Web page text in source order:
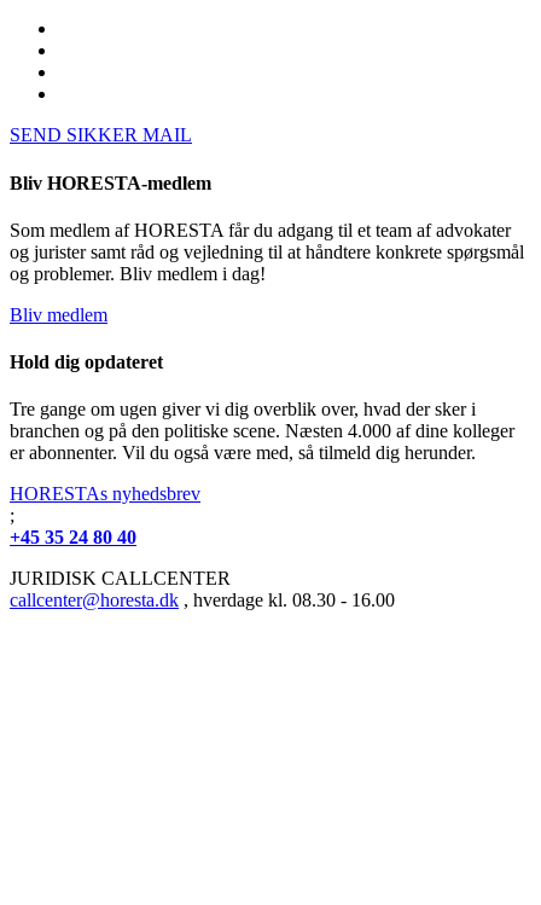
SEND SIKKER MAIL
Bliv HORESTA-medlem
Som medlem af HORESTA får du adgang til et team af advokater
og jurister samt råd og vejledning til at håndtere konkrete spørgsmål
og problemer. Bliv medlem i dag!
Bliv medlem
Hold dig opdateret
Tre gange om ugen giver vi dig overblik over, hvad der sker i
branchen og på den politiske scene. Næsten 4.000 af dine kolleger
er abonnenter. Vil du også være med, så tilmeld dig herunder.
HORESTAs nyhedsbrev
;
+45 35 24 80 40
JURIDISK CALLCENTER
callcenter@horesta.dk , hverdage kl. 08.30 - 16.00